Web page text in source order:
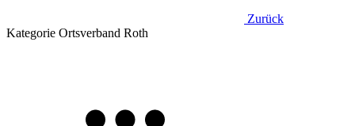
Zurück
Kategorie Ortsverband Roth